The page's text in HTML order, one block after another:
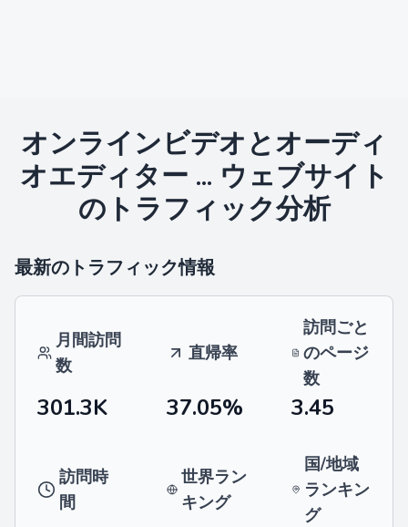
オンラインビデオとオーディ
オエディター ... ウェブサイト
のトラフィック分析
最新のトラフィック情報
月間訪問
数
直帰率
訪問ごと
のページ
数
301.3K 37.05% 3.45
訪問時
間
世界ラン
キング
国/地域
ランキン
グ